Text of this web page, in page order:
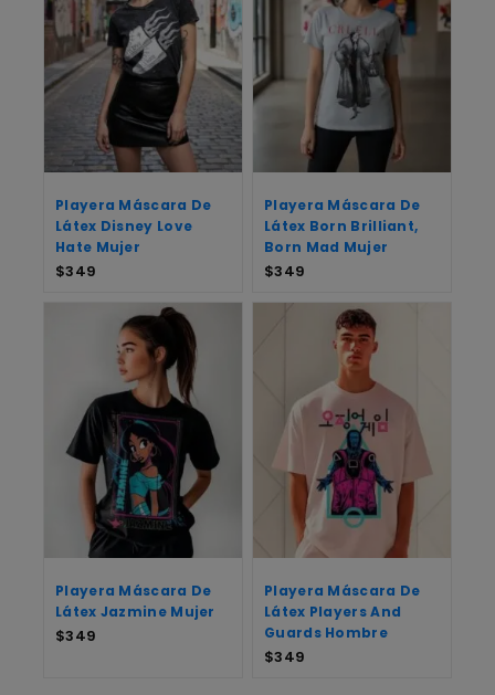
Playera Máscara De
Látex Disney Love
Hate Mujer
$349
Playera Máscara De
Látex Born Brilliant,
Born Mad Mujer
$349
Playera Máscara De
Látex Jazmine Mujer
$349
Playera Máscara De
Látex Players And
Guards Hombre
$349